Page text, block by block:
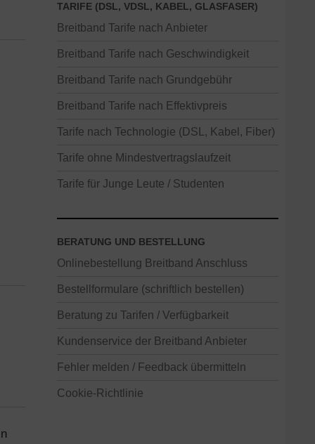
TARIFE (DSL, VDSL, KABEL, GLASFASER)
Breitband Tarife nach Anbieter
Breitband Tarife nach Geschwindigkeit
Breitband Tarife nach Grundgebühr
Breitband Tarife nach Effektivpreis
Tarife nach Technologie (DSL, Kabel, Fiber)
Tarife ohne Mindestvertragslaufzeit
Tarife für Junge Leute / Studenten
BERATUNG UND BESTELLUNG
Onlinebestellung Breitband Anschluss
Bestellformulare (schriftlich bestellen)
Beratung zu Tarifen / Verfügbarkeit
Kundenservice der Breitband Anbieter
Fehler melden / Feedback übermitteln
Cookie-Richtlinie